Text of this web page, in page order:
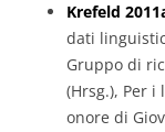
Krefeld
dati
Gruppo di
(Hrsg.), Per
onore di